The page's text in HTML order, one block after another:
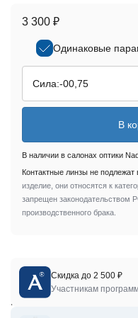
Однодневные линзы
HydraLuxe®**
3 300 ₽
Одинаковые
Сила:-00,75
В
В наличии в салонах оптики
Контактные линзы не подлежат
изделие, они относятся к
запрещен законодательством
производственного брака.
Скидка до 2 500 ₽
Участникам